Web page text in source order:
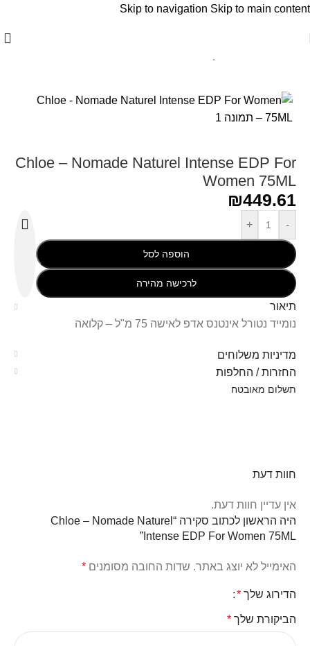
Skip to navigation Skip to main content
Chloe – Nomade Naturel Intense EDP For
Women 75ML
₪449.61
-
+
הוספה לסל
לרכישה מהירה
תיאור
נומייד נטורל אינטנס אדפ לאישה 75 מ"ל – קלואה
מדיניות משלוחים
החזרות / החלפות
תשלום מאובטח
חוות דעת
אין עדיין חוות דעת.
היה הראשון לכתוב סקירה “Chloe – Nomade Naturel
Intense EDP For Women 75ML”
האימייל לא יוצג באתר. שדות החובה מסומנים *
הדירוג שלך *
הביקורת שלך *